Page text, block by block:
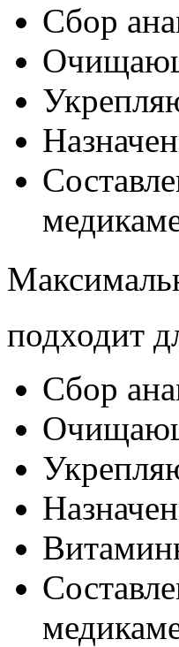
Сбор
подходит
Сбор